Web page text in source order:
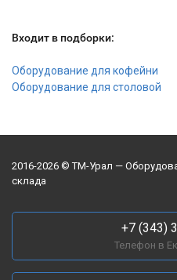
Входит в подборки:
Оборудование для кофейни
Оборудование для столовой
2016-2026 © ТМ-Урал —
склада
+7 (343)
Телефон в